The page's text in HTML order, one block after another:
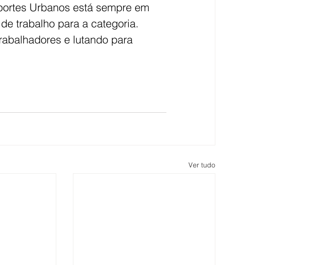
Urbanos está sempre em
trabalho para a categoria.
e lutando para
Ver tudo